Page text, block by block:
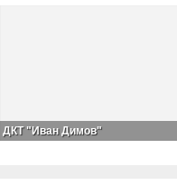
ДКТ "Иван Димов"